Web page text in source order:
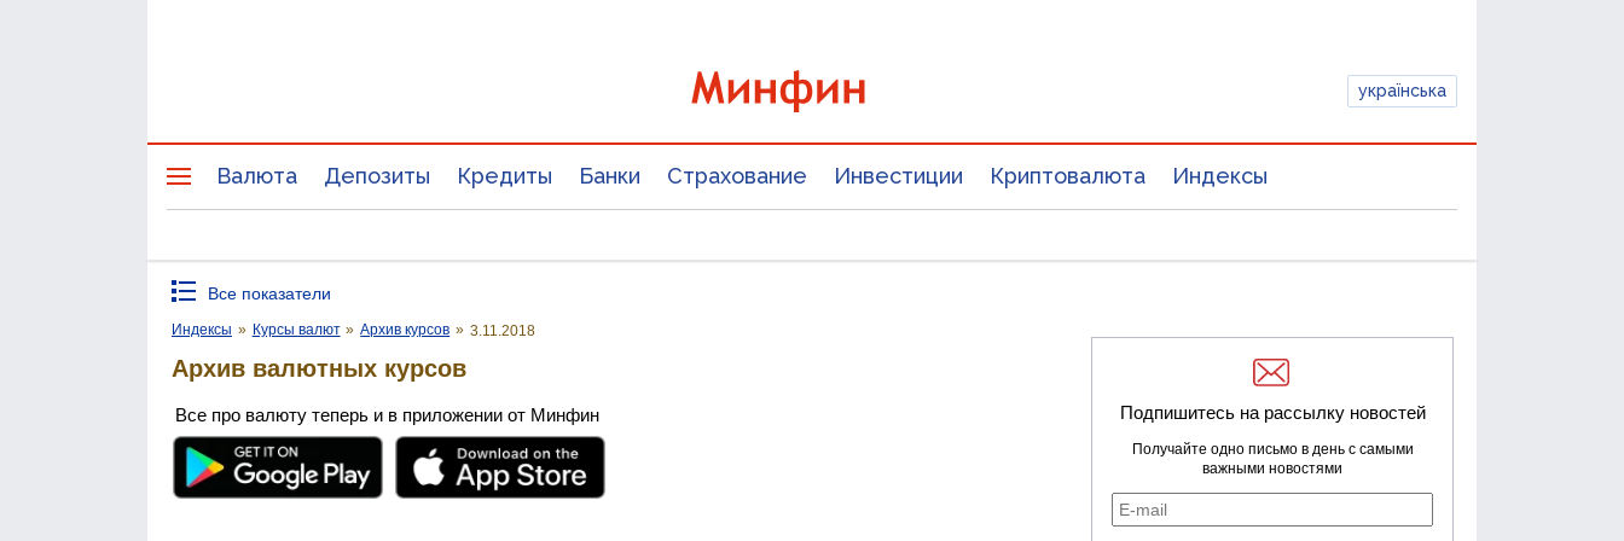
українська
Валюта Депозиты Кредиты Банки Страхование Инвестиции Криптовалюта Индексы
Все показатели
Индексы » Курсы валют » Архив курсов » 3.11.2018
Архив валютных курсов
Все про валюту теперь и в приложении от Минфин Подпишитесь на рассылку новостей
Получайте одно письмо в день с самыми
важными новостями